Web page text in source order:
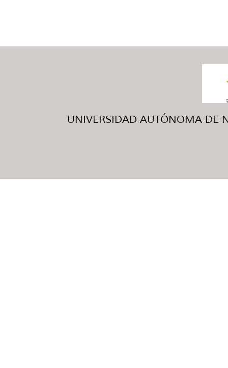
UNIVERSIDAD AUTÓNOMA DE